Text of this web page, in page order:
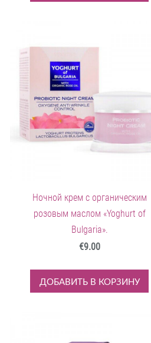
Ночной крем с органическим
розовым маслом «Yoghurt of
Bulgaria».
€9.00
ДОБАВИТЬ В КОРЗИНУ